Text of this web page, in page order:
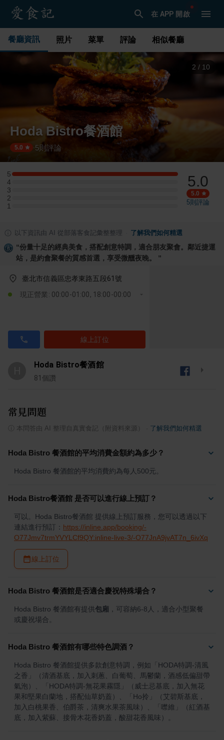
在 APP 開啟
餐廳資訊 照片 菜單 評論 相似餐廳
3 / 10
Hoda Bistro餐酒館
5.0 ·5則評論
5
5 星：2 則評論
4
4 星：0 則評論
3
3 星：0 則評論
2
2 星：0 則評論
1
1 星：0 則評論
5.0
5.0
5則評論
以下資訊由 AI 從部落客食記彙整整理 了解我們如何精選
“份量十足的經典美食，搭配創意特調，適合朋友聚會。鄰近捷運
站，是約會聚餐的質感首選，享受微醺夜晚。 ”
臺北市信義區忠孝東路五段61號
現正營業: 00:00-01:00, 18:00-00:00
線上訂位
Hoda Bistro餐酒館
81 個讚
常見問題
本問答由 AI 整理自真實食記（附資料來源） 了解我們如何精選
Hoda Bistro 餐酒館的平均消費金額約為多少？
Hoda Bistro 餐酒館的平均消費約為每人500元。
Hoda Bistro餐酒館 是否可以進行線上預訂？
可以。Hoda Bistro餐酒館 提供線上預訂服務，您可以透過以下
連結進行預訂： https://inline.app/booking/-
O77Jmv7trmYVYLCf9QY:inline-live-3/-O77JnA9jvAT7n_6ivXq
線上訂位
Hoda Bistro 餐酒館是否適合慶祝特殊場合？
Hoda Bistro 餐酒館有提供包廂 ，可容納6-8人，適合小型聚餐
或慶祝場合。
Hoda Bistro 餐酒館有哪些特色調酒？
Hoda Bistro 餐酒館提供多款創意特調，例如「HODA特調-清風
之香」（清酒基底，加入刺蔥、白葡萄、馬鬱蘭，酒感低偏甜帶
氣泡）、「HODA特調-無花果霧隱」（威士忌基底，加入無花
果和堅果白蘭地，搭配仙草奶蓋）、「Ho拎」（艾碧斯基底，
加入白桃果香、伯爵茶，清爽水果茶風味）、「噤維」（紅酒基
底，加入紫蘇、接骨木花香奶蓋，酸甜花香風味）。